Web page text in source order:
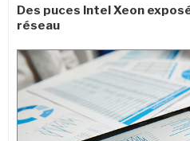
Des puces Intel Xeon
réseau